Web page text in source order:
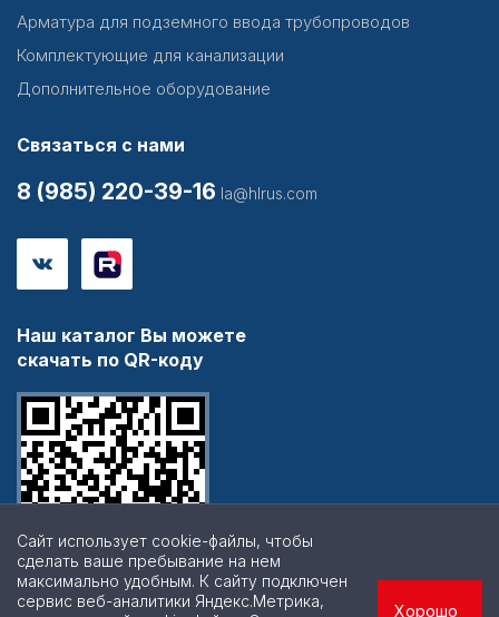
Арматура для подземного ввода трубопроводов
Комплектующие для канализации
Дополнительное оборудование
Связаться с нами
8 (985) 220-39-16 la@hlrus.com
Наш каталог Вы можете
скачать по QR-коду
Сайт использует cookie-файлы, чтобы
сделать ваше пребывание на нем
максимально удобным. К cайту подключен
сервис веб-аналитики Яндекс.Метрика,
Хорошо